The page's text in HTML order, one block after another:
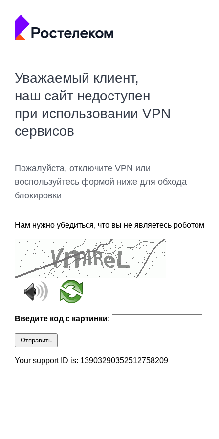
Уважаемый клиент,
наш сайт недоступен
при использовании VPN
сервисов
Пожалуйста, отключите VPN или
воспользуйтесь формой ниже для обхода
блокировки
Нам нужно убедиться, что вы не являетесь роботом
Введите код с картинки:
Отправить
Your support ID is: 13903290352512758209